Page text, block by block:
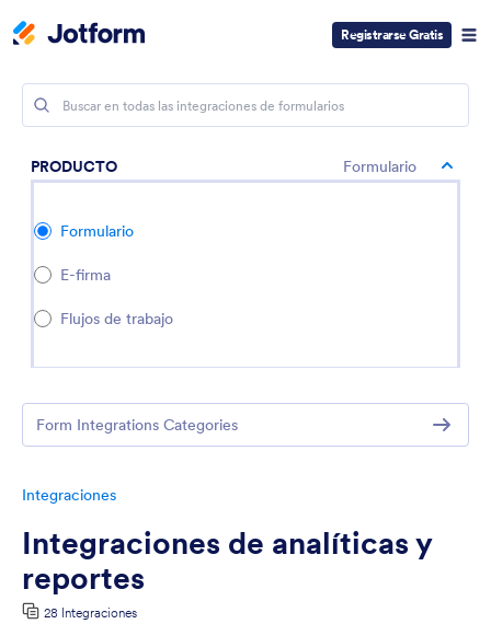
Registrarse Gratis
Integraciones
Integraciones de analíticas y
reportes
28 Integraciones
PRODUCTO Formulario
Formulario
E-firma
Flujos de trabajo
Form Integrations Categories